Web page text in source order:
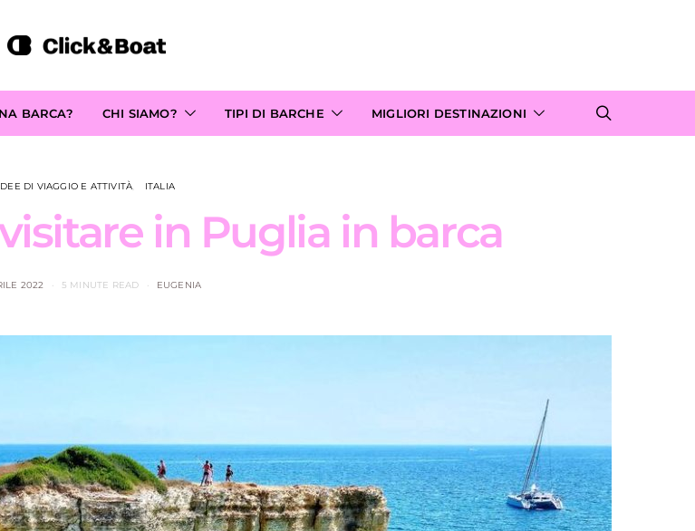
BARCA? CHI SIAMO? TIPI DI BARCHE MIGLIORI DESTINAZIONI
DI VIAGGIO E ATTIVITÀ ITALIA
in Puglia in barca
2022 5 MINUTE READ EUGENIA